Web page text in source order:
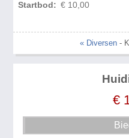
Startbod: € 10,00
« Diversen -
€